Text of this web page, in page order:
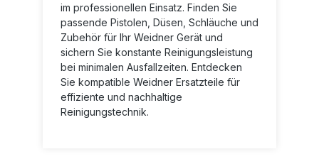
im professionellen Einsatz. Finden Sie
passende Pistolen, Düsen, Schläuche und
Zubehör für Ihr Weidner Gerät und
sichern Sie konstante Reinigungsleistung
bei minimalen Ausfallzeiten. Entdecken
Sie kompatible Weidner Ersatzteile für
effiziente und nachhaltige
Reinigungstechnik.